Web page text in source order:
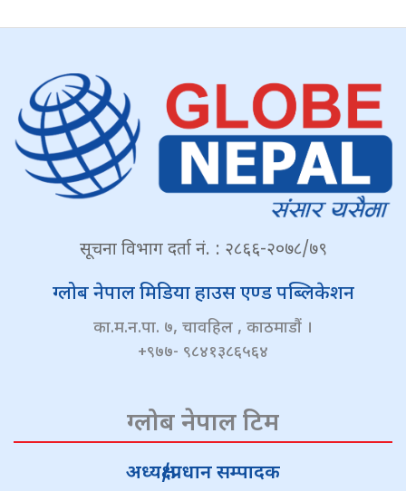
सूचना विभाग दर्ता नं. : २८६६-२०७८/७९
ग्लोब नेपाल मिडिया हाउस एण्ड पब्लिकेशन
का.म.न.पा. ७, चावहिल , काठमाडौं ।
+९७७- ९८४१३८६५६४
ग्लोब नेपाल टिम
अध्यक्ष/प्रधान सम्पादक